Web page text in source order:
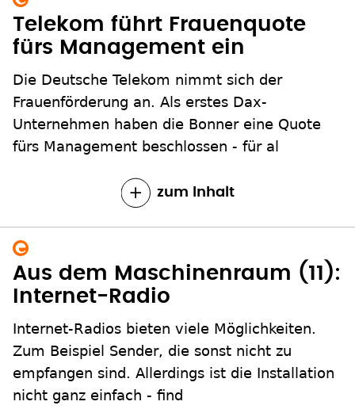
Telekom führt Frauenquote
fürs Management ein
Die Deutsche Telekom nimmt sich der
Frauenförderung an. Als erstes Dax-
Unternehmen haben die Bonner eine Quote
fürs Management beschlossen - für al
zum Inhalt
Aus dem Maschinenraum (11):
Internet-Radio
Internet-Radios bieten viele Möglichkeiten.
Zum Beispiel Sender, die sonst nicht zu
empfangen sind. Allerdings ist die Installation
nicht ganz einfach - find